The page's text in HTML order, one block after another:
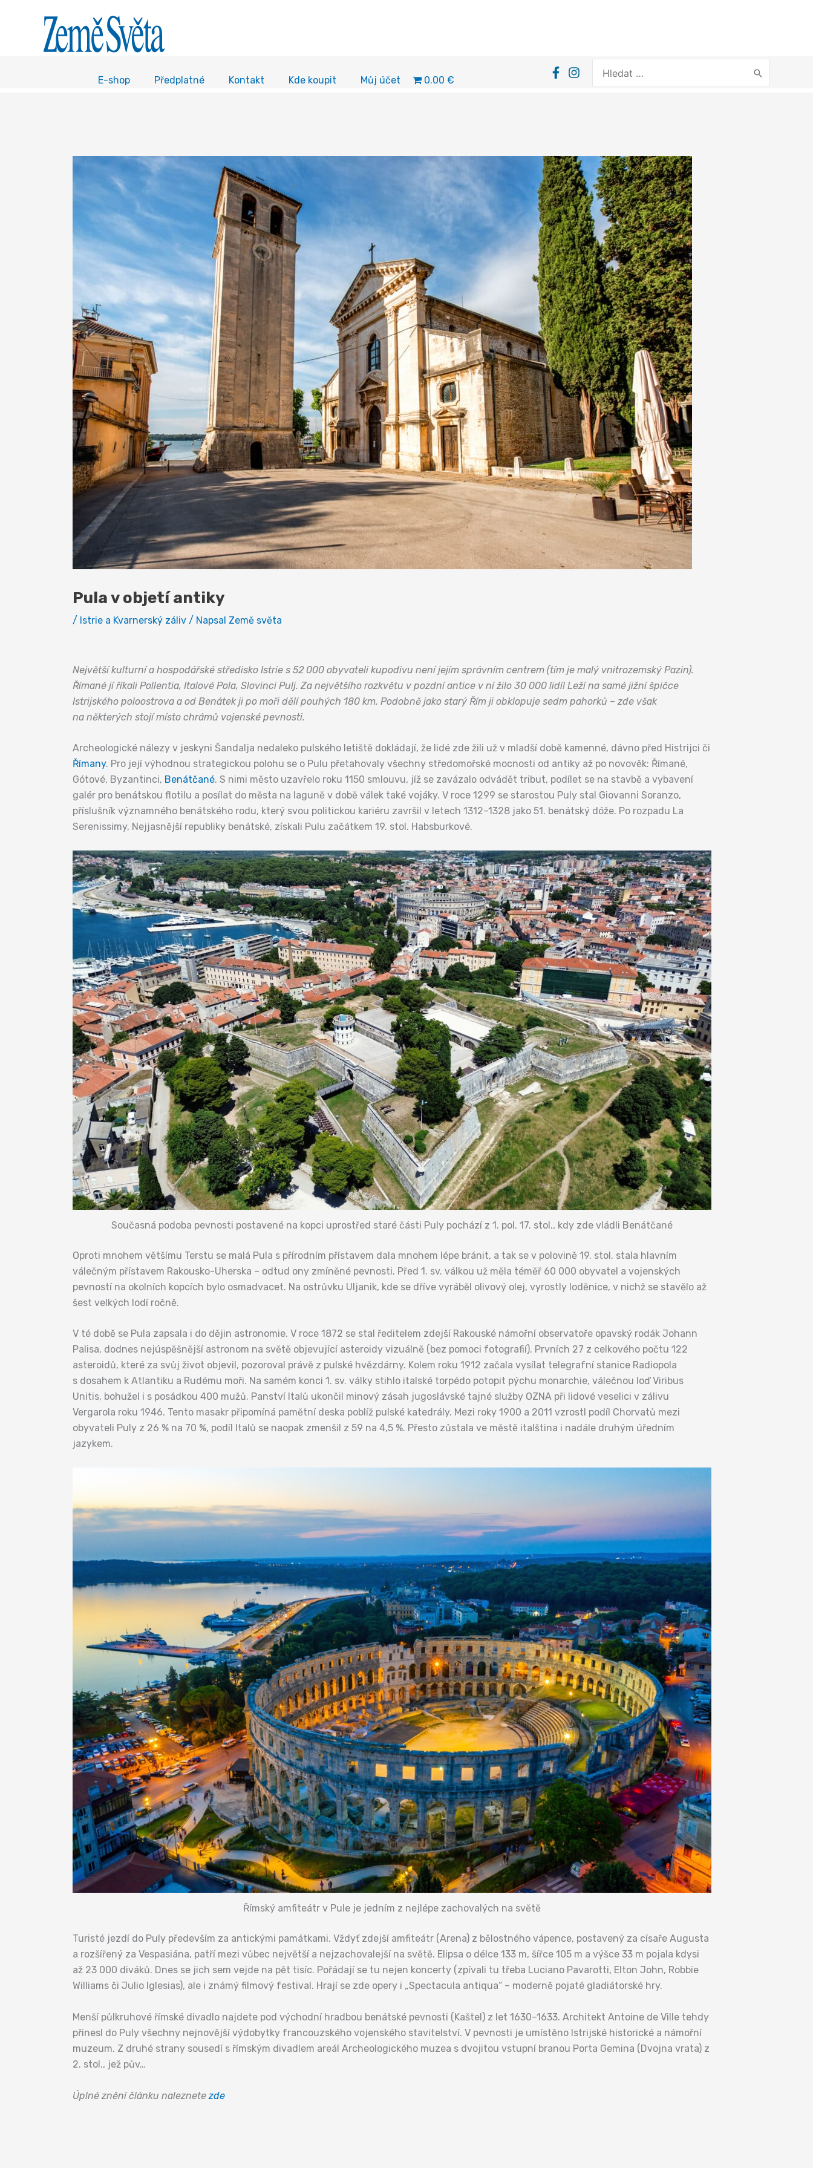
E-shop Předplatné Kontakt Kde koupit Můj účet 0.00 €
for:
Pula v objetí antiky
/ Istrie a Kvarnerský záliv / Napsal Země světa
Největší kulturní a hospodářské středisko Istrie s 52 000 obyvateli kupodivu není jejím správním centrem (tím je malý vnitrozemský Pazin).
Římané jí říkali Pollentia, Italové Pola, Slovinci Pulj. Za největšího rozkvětu v pozdní antice v ní žilo 30 000 lidí! Leží na samé jižní špičce
Istrijského poloostrova a od Benátek ji po moři dělí pouhých 180 km. Podobně jako starý Řím ji obklopuje sedm pahorků – zde však
na některých stojí místo chrámů vojenské pevnosti.
Archeologické nálezy v jeskyni Šandalja nedaleko pulského letiště dokládají, že lidé zde žili už v mladší době kamenné, dávno před Histrijci či
Římany. Pro její výhodnou strategickou polohu se o Pulu přetahovaly všechny středomořské mocnosti od antiky až po novověk: Římané,
Gótové, Byzantinci, Benátčané. S nimi město uzavřelo roku 1150 smlouvu, jíž se zavázalo odvádět tribut, podílet se na stavbě a vybavení
galér pro benátskou flotilu a posílat do města na laguně v době válek také vojáky. V roce 1299 se starostou Puly stal Giovanni Soranzo,
příslušník významného benátského rodu, který svou politickou kariéru završil v letech 1312–1328 jako 51. benátský dóže. Po rozpadu La
Serenissimy, Nejjasnější republiky benátské, získali Pulu začátkem 19. stol. Habsburkové.
Současná podoba pevnosti postavené na kopci uprostřed staré části Puly pochází z 1. pol. 17. stol., kdy zde vládli Benátčané
Oproti mnohem většímu Terstu se malá Pula s přírodním přístavem dala mnohem lépe bránit, a tak se v polovině 19. stol. stala hlavním
válečným přístavem Rakousko-Uherska – odtud ony zmíněné pevnosti. Před 1. sv. válkou už měla téměř 60 000 obyvatel a vojenských
pevností na okolních kopcích bylo osmadvacet. Na ostrůvku Uljanik, kde se dříve vyráběl olivový olej, vyrostly loděnice, v nichž se stavělo až
šest velkých lodí ročně.
V té době se Pula zapsala i do dějin astronomie. V roce 1872 se stal ředitelem zdejší Rakouské námořní observatoře opavský rodák Johann
Palisa, dodnes nejúspěšnější astronom na světě objevující asteroidy vizuálně (bez pomoci fotografií). Prvních 27 z celkového počtu 122
asteroidů, které za svůj život objevil, pozoroval právě z pulské hvězdárny. Kolem roku 1912 začala vysílat telegrafní stanice Radiopola
s dosahem k Atlantiku a Rudému moři. Na samém konci 1. sv. války stihlo italské torpédo potopit pýchu monarchie, válečnou loď Viribus
Unitis, bohužel i s posádkou 400 mužů. Panství Italů ukončil minový zásah jugoslávské tajné služby OZNA při lidové veselici v zálivu
Vergarola roku 1946. Tento masakr připomíná pamětní deska poblíž pulské katedrály. Mezi roky 1900 a 2011 vzrostl podíl Chorvatů mezi
obyvateli Puly z 26 % na 70 %, podíl Italů se naopak zmenšil z 59 na 4,5 %. Přesto zůstala ve městě italština i nadále druhým úředním
jazykem.
Římský amfiteátr v Pule je jedním z nejlépe zachovalých na světě
Turisté jezdí do Puly především za antickými památkami. Vždyť zdejší amfiteátr (Arena) z bělostného vápence, postavený za císaře Augusta
a rozšířený za Vespasiána, patří mezi vůbec největší a nejzachovalejší na světě. Elipsa o délce 133 m, šířce 105 m a výšce 33 m pojala kdysi
až 23 000 diváků. Dnes se jich sem vejde na pět tisíc. Pořádají se tu nejen koncerty (zpívali tu třeba Luciano Pavarotti, Elton John, Robbie
Williams či Julio Iglesias), ale i známý filmový festival. Hrají se zde opery i „Spectacula antiqua“ – moderně pojaté gladiátorské hry.
Menší půlkruhové římské divadlo najdete pod východní hradbou benátské pevnosti (Kaštel) z let 1630–1633. Architekt Antoine de Ville tehdy
přinesl do Puly všechny nejnovější výdobytky francouzského vojenského stavitelství. V pevnosti je umístěno Istrijské historické a námořní
muzeum. Z druhé strany sousedí s římským divadlem areál Archeologického muzea s dvojitou vstupní branou Porta Gemina (Dvojna vrata) z
2. stol., jež pův…
Úplné znění článku naleznete zde